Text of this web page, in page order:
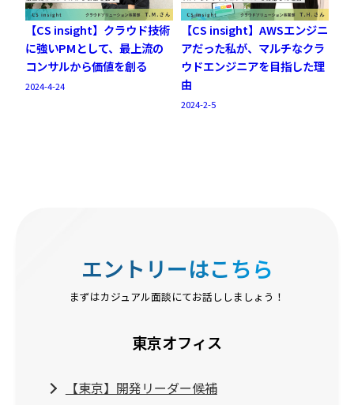
【CS insight】クラウド技術
に強いPMとして、最上流の
コンサルから価値を創る
2024-4-24
【CS insight】AWSエンジニ
アだった私が、マルチなクラ
ウドエンジニアを目指した理
由
2024-2-5
エントリーはこちら
まずはカジュアル⾯談にてお話ししましょう！
東京オフィス
【東京】開発リーダー候補